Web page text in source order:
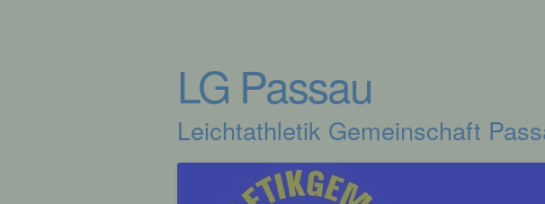
LG Passau
Leichtathletik Gemeinschaft